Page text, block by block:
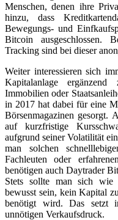
Menschen, denen ihre
hinzu, dass
Bewegungs- und
Bitcoin ausgeschlossen.
Tracking sind bei dieser
Weiter interessieren sich
Kapitalanlage
Immobilien oder
in 2017 hat dabei für eine
Börsenmagazinen
auf kurzfristige
aufgrund seiner Volatilität
man solchen
Fachleuten oder
benötigen auch Daytrader
Stets sollte man sich wie
bewusst sein, kein Kapital
benötigt wird. Das setzt
unnötigen Verkaufsdruck.